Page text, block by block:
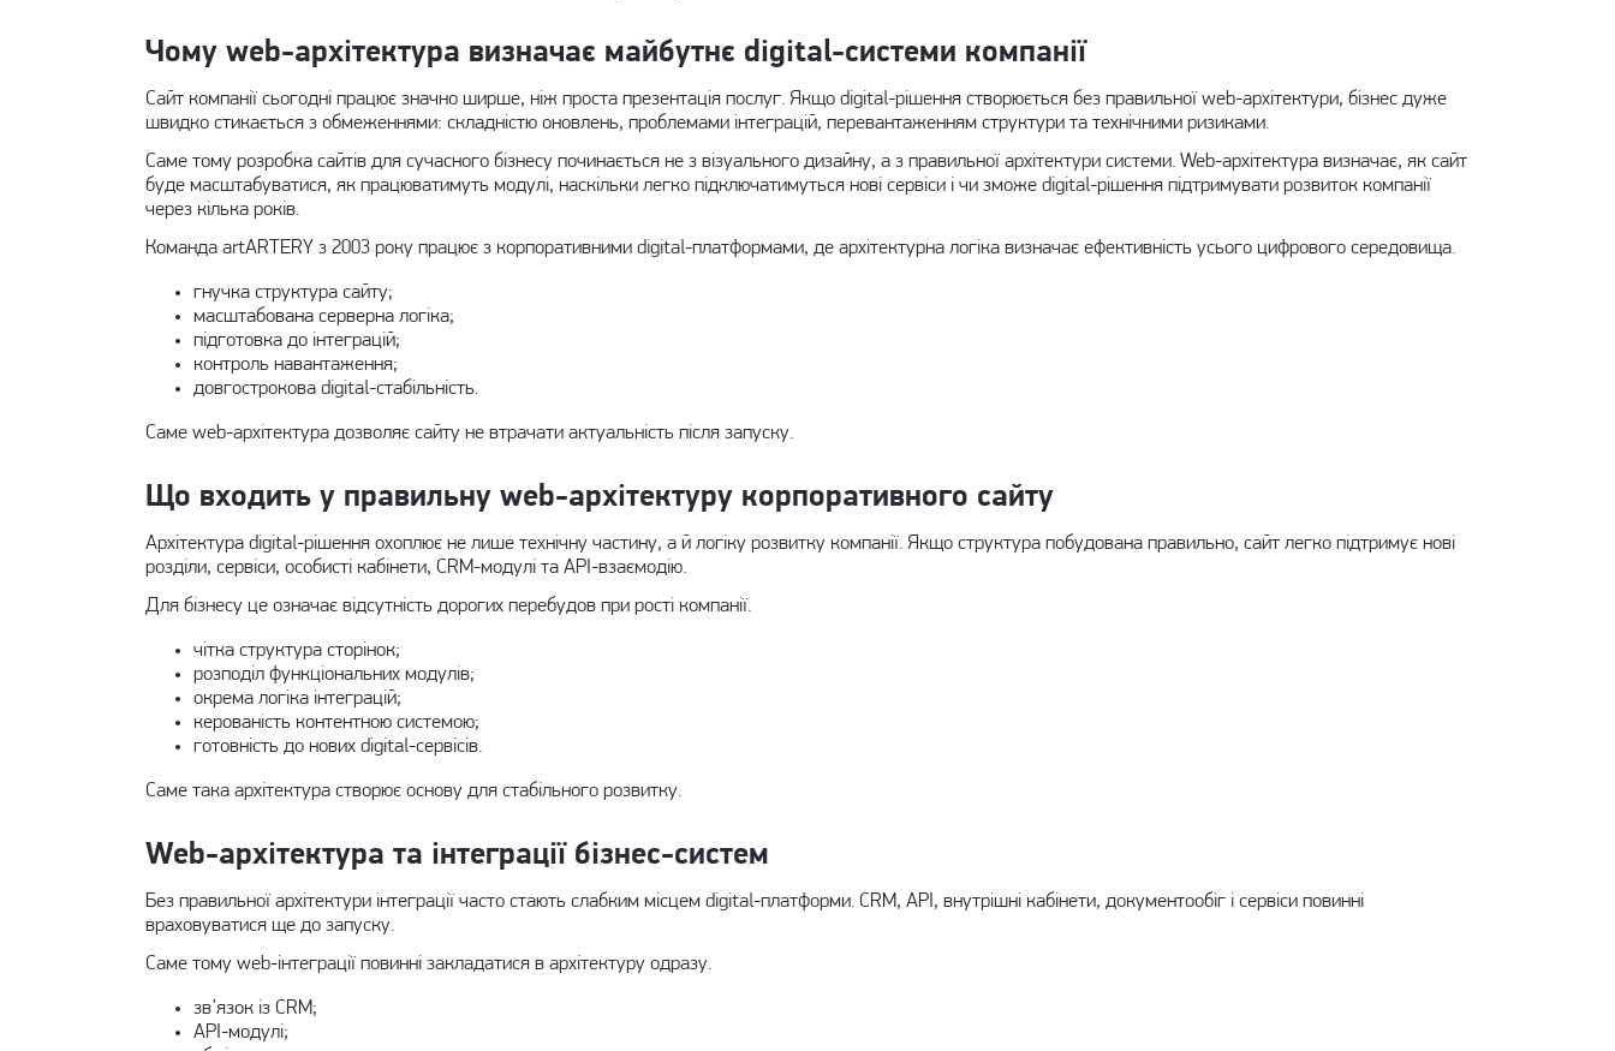
Чому web-архітектура визначає майбутнє digital-системи компанії
Сайт компанії сьогодні працює значно ширше, ніж проста презентація послуг. Якщо digital-рішення створюється без правильної web-архітектури, бізнес дуже
швидко стикається з обмеженнями: складністю оновлень, проблемами інтеграцій, перевантаженням структури та технічними ризиками.
Саме тому розробка сайтівдля сучасного бізнесу починається не з візуального дизайну, а з правильної архітектури системи. Web-архітектура визначає, як сайт
буде масштабуватися, як працюватимуть модулі, наскільки легко підключатимуться нові сервіси і чи зможе digital-рішення підтримувати розвиток компанії
через кілька років.
Команда artARTERY з 2003 року працює з корпоративними digital-платформами, де архітектурна логіка визначає ефективність усього цифрового середовища.
гнучка структура сайту;
масштабована серверна логіка;
підготовка до інтеграцій;
контроль навантаження;
довгострокова digital-стабільність.
Саме web-архітектура дозволяє сайту не втрачати актуальність після запуску.
Що входить у правильну web-архітектуру корпоративного сайту
Архітектура digital-рішення охоплює не лише технічну частину, а й логіку розвитку компанії. Якщо структура побудована правильно, сайт легко підтримує нові
розділи, сервіси, особисті кабінети, CRM-модулі та API-взаємодію.
Для бізнесу це означає відсутність дорогих перебудов при рості компанії.
чітка структура сторінок;
розподіл функціональних модулів;
окрема логіка інтеграцій;
керованість контентною системою;
готовність до нових digital-сервісів.
Саме така архітектура створює основу для стабільного розвитку.
Web-архітектура та інтеграції бізнес-систем
Без правильної архітектури інтеграції часто стають слабким місцем digital-платформи. CRM, API, внутрішні кабінети, документообіг і сервіси повинні
враховуватися ще до запуску.
Саме тому web-інтеграціїповинні закладатися в архітектуру одразу.
зв’язок із CRM;
API-модулі;